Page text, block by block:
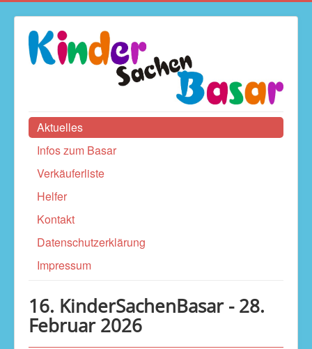
Aktuelles
Infos zum Basar
Verkäuferliste
Helfer
Kontakt
Datenschutzerklärung
Impressum
16. KinderSachenBasar - 28.
Februar 2026